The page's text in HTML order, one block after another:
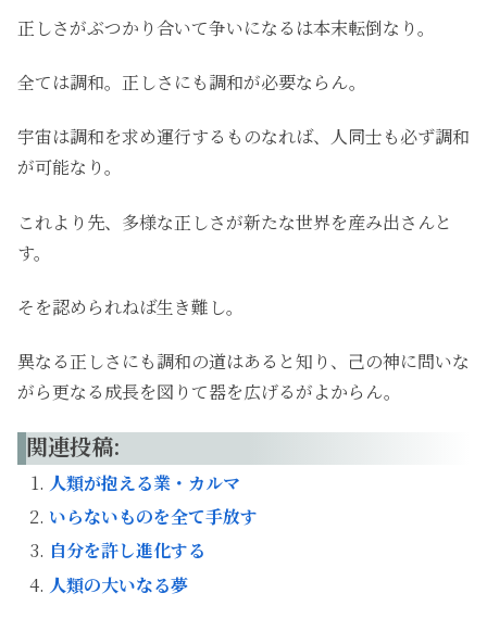
正しさがぶつかり合いて争いになるは本末転倒なり。
全ては調和。正しさにも調和が必要ならん。
宇宙は調和を求め運行するものなれば、人同士も必ず調和
が可能なり。
これより先、多様な正しさが新たな世界を産み出さんと
す。
そを認められねば生き難し。
異なる正しさにも調和の道はあると知り、己の神に問いな
がら更なる成長を図りて器を広げるがよからん。
関連投稿:
人類が抱える業・カルマ
いらないものを全て手放す
自分を許し進化する
人類の大いなる夢